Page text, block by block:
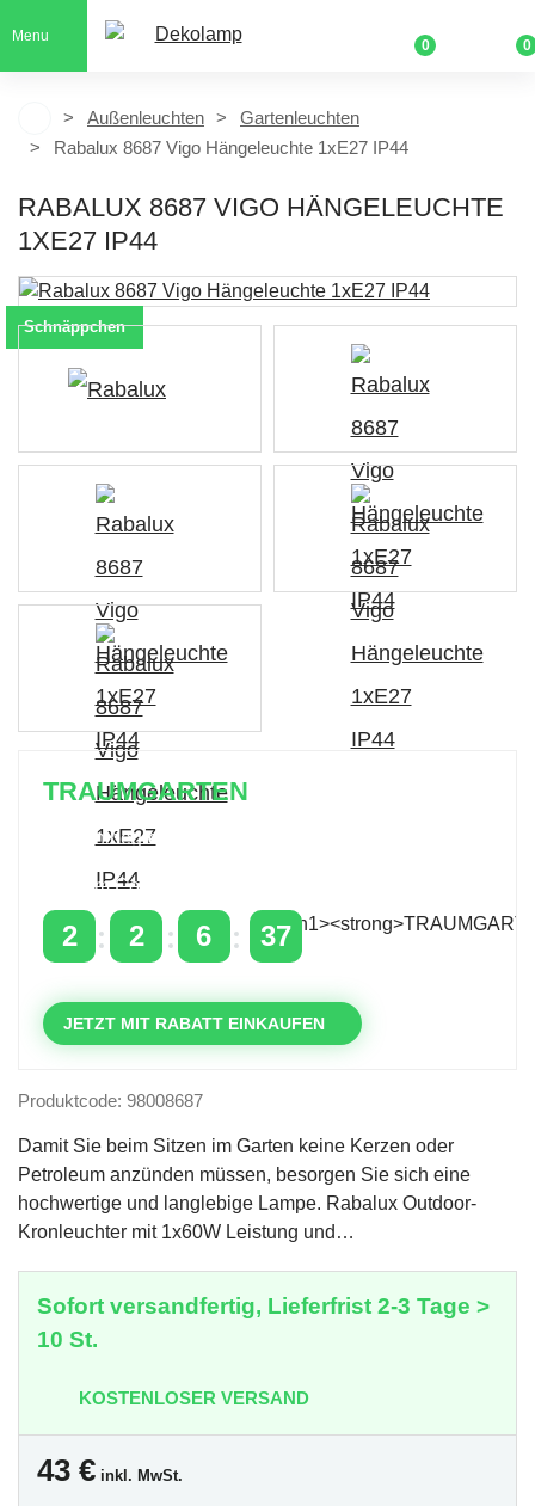
Menu
0 0
Außenleuchten
Gartenleuchten
Rabalux 8687 Vigo Hängeleuchte 1xE27 IP44
RABALUX 8687 VIGO HÄNGELEUCHTE
1XE27 IP44
Schnäppchen
TRAUMGARTEN
Zeitlich begrenzter 20 % Rabatt auf Bestellungen
mit dem Code: VIP20AT
2 2 6 36
JETZT MIT RABATT EINKAUFEN
Produktcode: 98008687
Damit Sie beim Sitzen im Garten keine Kerzen oder
Petroleum anzünden müssen, besorgen Sie sich eine
hochwertige und langlebige Lampe. Rabalux Outdoor-
Kronleuchter mit 1x60W Leistung und…
Sofort versandfertig, Lieferfrist 2-3 Tage >
10 St.
KOSTENLOSER VERSAND
43 € inkl. MwSt.